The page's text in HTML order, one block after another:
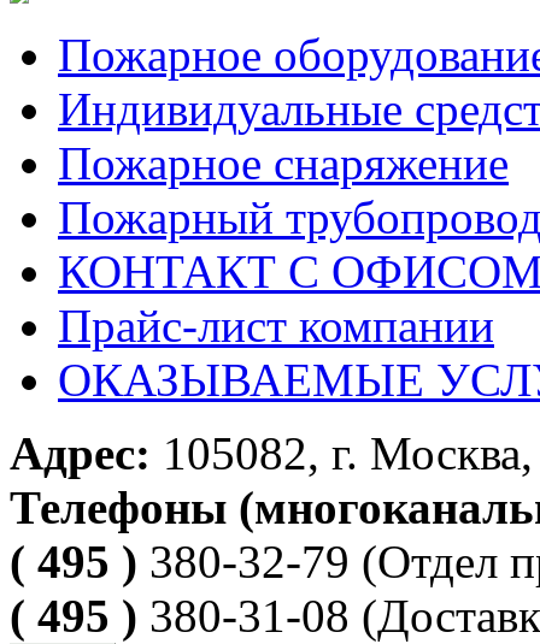
Пожарное
Индивидуальные
Пожарное снаряжение
Пожарный
КОНТАКТ С ОФИСОМ
Прайс-лист компании
ОКАЗЫВАЕМЫЕ
Адрес: 105082, г.
Телефоны
( 495 ) 380-32-79 (Отдел
( 495 ) 380-31-08